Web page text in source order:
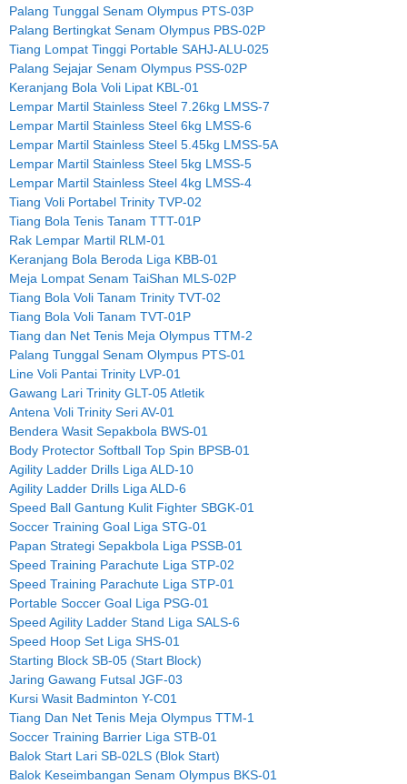
Palang Tunggal Senam Olympus PTS-03P
Palang Bertingkat Senam Olympus PBS-02P
Tiang Lompat Tinggi Portable SAHJ-ALU-025
Palang Sejajar Senam Olympus PSS-02P
Keranjang Bola Voli Lipat KBL-01
Lempar Martil Stainless Steel 7.26kg LMSS-7
Lempar Martil Stainless Steel 6kg LMSS-6
Lempar Martil Stainless Steel 5.45kg LMSS-5A
Lempar Martil Stainless Steel 5kg LMSS-5
Lempar Martil Stainless Steel 4kg LMSS-4
Tiang Voli Portabel Trinity TVP-02
Tiang Bola Tenis Tanam TTT-01P
Rak Lempar Martil RLM-01
Keranjang Bola Beroda Liga KBB-01
Meja Lompat Senam TaiShan MLS-02P
Tiang Bola Voli Tanam Trinity TVT-02
Tiang Bola Voli Tanam TVT-01P
Tiang dan Net Tenis Meja Olympus TTM-2
Palang Tunggal Senam Olympus PTS-01
Line Voli Pantai Trinity LVP-01
Gawang Lari Trinity GLT-05 Atletik
Antena Voli Trinity Seri AV-01
Bendera Wasit Sepakbola BWS-01
Body Protector Softball Top Spin BPSB-01
Agility Ladder Drills Liga ALD-10
Agility Ladder Drills Liga ALD-6
Speed Ball Gantung Kulit Fighter SBGK-01
Soccer Training Goal Liga STG-01
Papan Strategi Sepakbola Liga PSSB-01
Speed Training Parachute Liga STP-02
Speed Training Parachute Liga STP-01
Portable Soccer Goal Liga PSG-01
Speed Agility Ladder Stand Liga SALS-6
Speed Hoop Set Liga SHS-01
Starting Block SB-05 (Start Block)
Jaring Gawang Futsal JGF-03
Kursi Wasit Badminton Y-C01
Tiang Dan Net Tenis Meja Olympus TTM-1
Soccer Training Barrier Liga STB-01
Balok Start Lari SB-02LS (Blok Start)
Balok Keseimbangan Senam Olympus BKS-01